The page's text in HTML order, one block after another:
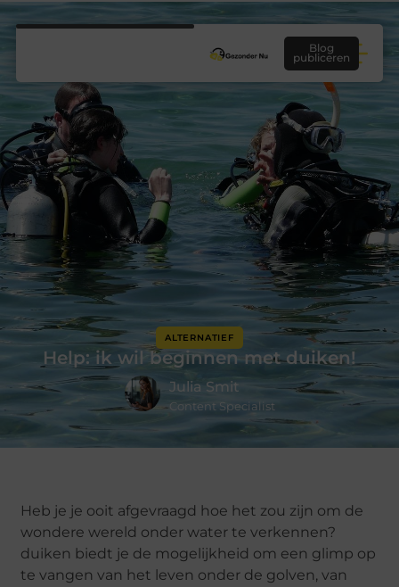
Blog
publiceren
ALTERNATIEF
Help: ik wil beginnen met duiken!
Julia Smit
Content Specialist
Heb je je ooit afgevraagd hoe het zou zijn om de
wondere wereld onder water te verkennen?
duiken biedt je de mogelijkheid om een glimp op
te vangen van het leven onder de golven, van